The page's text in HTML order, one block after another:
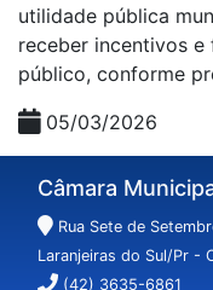
utilidade pública
receber incentivos
público, conforme
05/03/2026
Câmara
Rua Sete de
Laranjeiras do Sul/Pr -
(42) 3635-6861